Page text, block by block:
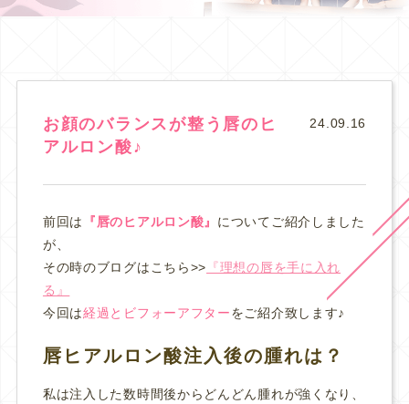
お顔のバランスが整う唇のヒ
アルロン酸♪
24.09.16
前回は 『唇のヒアルロン酸』 についてご紹介しました
が、
その時のブログはこちら>> 『理想の唇を手に入れ
る』
今回は経過とビフォーアフターをご紹介致します♪
唇ヒアルロン酸注入後の腫れは？
私は注入した数時間後からどんどん腫れが強くなり、